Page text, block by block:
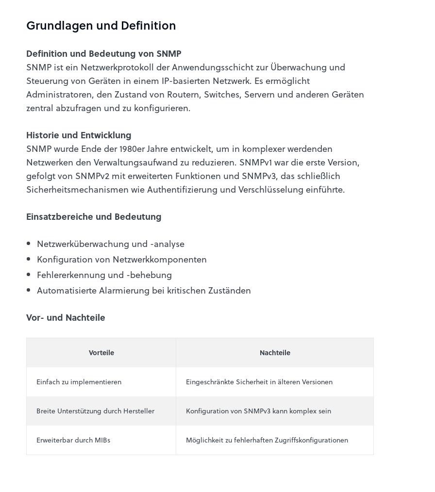
Grundlagen und Definition
Definition und Bedeutung von SNMP
SNMP ist ein Netzwerkprotokoll der Anwendungsschicht zur Überwachung und
Steuerung von Geräten in einem IP-basierten Netzwerk. Es ermöglicht
Administratoren, den Zustand von Routern, Switches, Servern und anderen Geräten
zentral abzufragen und zu konfigurieren.
Historie und Entwicklung
SNMP wurde Ende der 1980er Jahre entwickelt, um in komplexer werdenden
Netzwerken den Verwaltungsaufwand zu reduzieren. SNMPv1 war die erste Version,
gefolgt von SNMPv2 mit erweiterten Funktionen und SNMPv3, das schließlich
Sicherheitsmechanismen wie Authentifizierung und Verschlüsselung einführte.
Einsatzbereiche und Bedeutung
Netzwerküberwachung und -analyse
Konfiguration von Netzwerkkomponenten
Fehlererkennung und -behebung
Automatisierte Alarmierung bei kritischen Zuständen
Vor- und Nachteile
Vorteile Nachteile
Einfach zu implementieren Eingeschränkte Sicherheit in älteren Versionen
Breite Unterstützung durch Hersteller Konfiguration von SNMPv3 kann komplex sein
Erweiterbar durch MIBs Möglichkeit zu fehlerhaften Zugriffskonfigurationen